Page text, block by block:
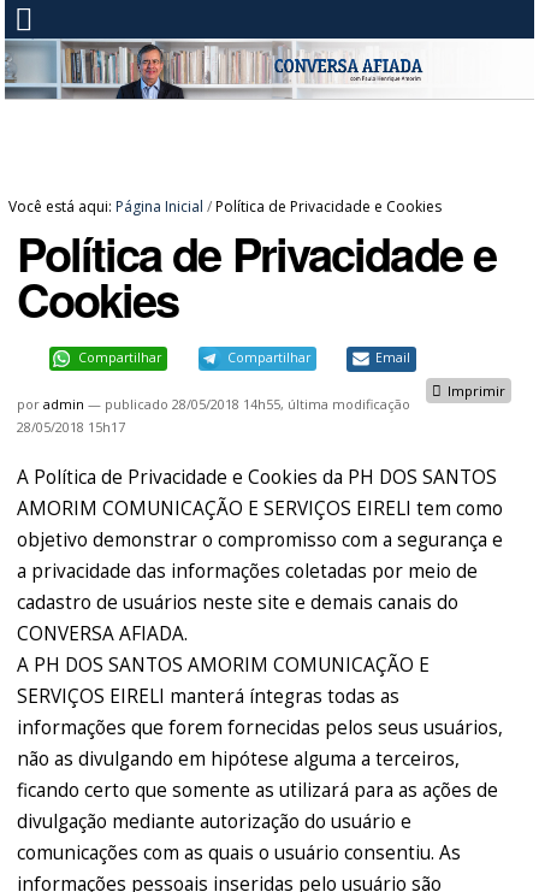
Você está aqui: Página Inicial /Política de Privacidade e Cookies
Política de Privacidade e
Cookies
Compartilhar Compartilhar Email
Imprimir
poradmin — publicado 28/05/2018 14h55, última modificação
28/05/2018 15h17
A Política de Privacidade e Cookies da PH DOS SANTOS
AMORIM COMUNICAÇÃO E SERVIÇOS EIRELI tem como
objetivo demonstrar o compromisso com a segurança e
a privacidade das informações coletadas por meio de
cadastro de usuários neste site e demais canais do
CONVERSA AFIADA.
A PH DOS SANTOS AMORIM COMUNICAÇÃO E
SERVIÇOS EIRELI manterá íntegras todas as
informações que forem fornecidas pelos seus usuários,
não as divulgando em hipótese alguma a terceiros,
ficando certo que somente as utilizará para as ações de
divulgação mediante autorização do usuário e
comunicações com as quais o usuário consentiu. As
informações pessoais inseridas pelo usuário são